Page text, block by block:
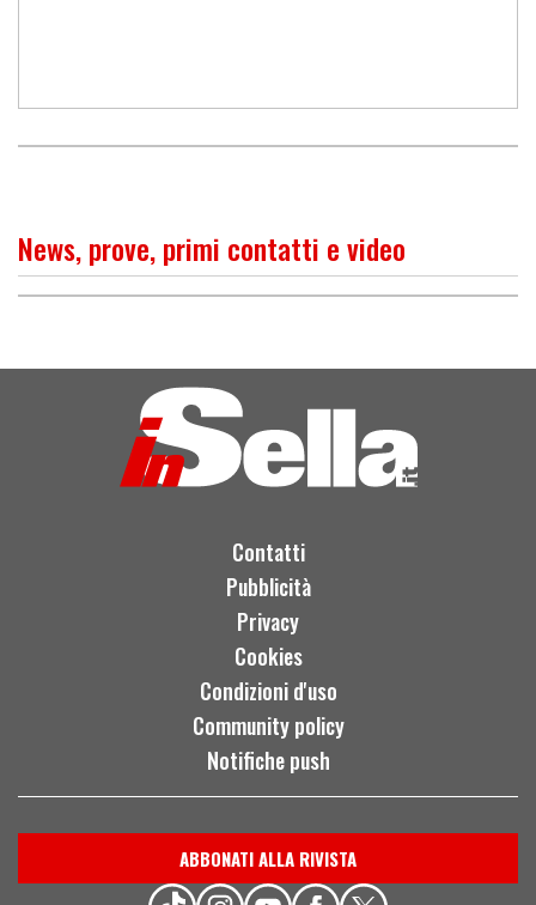
News, prove, primi contatti e video
crossover di sostanza
Contatti
Pubblicità
Privacy
Cookies
Condizioni d'uso
Community policy
Notifiche push
ABBONATI ALLA RIVISTA